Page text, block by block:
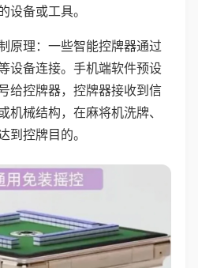
设备或工具。
原理：一些智能控牌器通过
设备连接。手机端软件预设
给控牌器，控牌器接收到信
机械结构，在麻将机洗牌、
到控牌目的。